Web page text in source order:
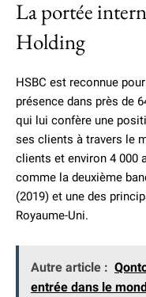
La portée
Holding
HSBC est reconnue
présence dans près de
qui lui confère une
ses clients à travers le
clients et environ 4 000
comme la deuxième
(2019) et une des
Royaume-Uni.
Autre article :
entrée dans le